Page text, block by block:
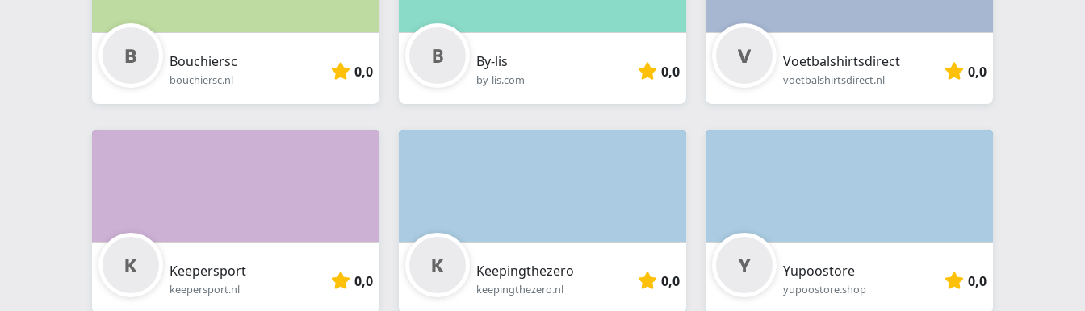
Bouchiersc
bouchiersc.nl 0,0
By-lis
by-lis.com 0,0
Voetbalshirtsdirect
voetbalshirtsdirect.nl 0,0
Keepersport
keepersport.nl 0,0
Keepingthezero
keepingthezero.nl 0,0
Yupoostore
yupoostore.shop 0,0